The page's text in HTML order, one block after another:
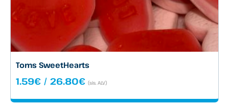
Toms SweetHearts
1.59€ / 26.80€Hintaluokka:
-
(sis. ALV)